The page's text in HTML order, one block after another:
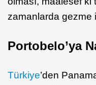
zamanlarda gezme
Portobelo’ya
Türkiye’den